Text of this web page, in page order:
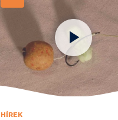
HÍREK